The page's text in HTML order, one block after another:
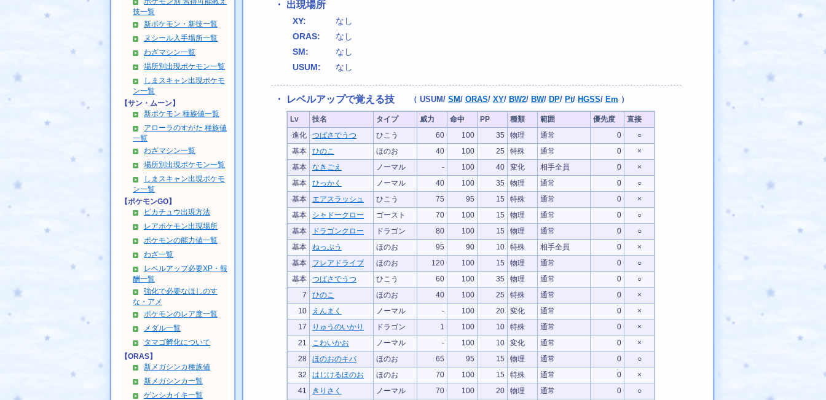
技一覧
新ポケモン・新技一覧
ヌシール入手場所一覧
わざマシン一覧
場所別出現ポケモン一覧
しまスキャン出現ポケモ
ン一覧
【サン・ムーン】
新ポケモン 種族値一覧
アローラのすがた 種族値
一覧
わざマシン一覧
場所別出現ポケモン一覧
しまスキャン出現ポケモ
ン一覧
【ポケモンGO】
ピカチュウ出現方法
レアポケモン出現場所
ポケモンの能力値一覧
わざ一覧
レベルアップ必要XP・報
酬一覧
強化で必要なほしのす
な・アメ
ポケモンのレア度一覧
メダル一覧
タマゴ孵化について
【ORAS】
新メガシンカ種族値
新メガシンカ一覧
ゲンシカイキ一覧
・ 出現場所
XY:
なし
ORAS:
なし
SM:
なし
USUM:
なし
・ レベルアップで覚える技 （ USUM/ SM/ ORAS/ XY/ BW2/ BW/ DP/ Pt/ HGSS/ Em ）
Lv 技名 タイプ 威力 命中 PP 種類 範囲 優先度
直接
進化
つばさでうつ ひこう 60 100 35 物理 通常 0
○
基本
ひのこ ほのお 40 100 25 特殊 通常 0
×
基本
なきごえ ノーマル - 100 40 変化 相手全員 0
×
基本
ひっかく ノーマル 40 100 35 物理 通常 0
○
基本
エアスラッシュ ひこう 75 95 15 特殊 通常 0
×
基本
シャドークロー ゴースト 70 100 15 物理 通常 0
○
基本
ドラゴンクロー ドラゴン 80 100 15 物理 通常 0
○
基本
ねっぷう ほのお 95 90 10 特殊 相手全員 0
×
基本
フレアドライブ ほのお 120 100 15 物理 通常 0
○
基本
つばさでうつ ひこう 60 100 35 物理 通常 0
○
7
ひのこ ほのお 40 100 25 特殊 通常 0
×
10
えんまく ノーマル - 100 20 変化 通常 0
×
17
りゅうのいかり ドラゴン 1 100 10 特殊 通常 0
×
21
こわいかお ノーマル - 100 10 変化 通常 0
×
28
ほのおのキバ ほのお 65 95 15 物理 通常 0
○
32
はじけるほのお ほのお 70 100 15 特殊 通常 0
×
41
きりさく ノーマル 70 100 20 物理 通常 0
○